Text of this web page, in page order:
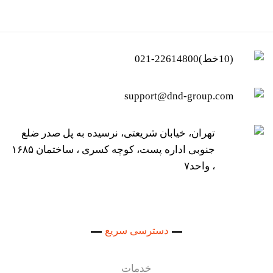
(10خط)22614800-021
support@dnd-group.com
تهران، خیابان شریعتی، نرسیده به پل صدر ضلع
جنوبی اداره پست، کوچه کسری ، ساختمان ۱۶۸۵
، واحد۷
دسترسی سریع
خدمات